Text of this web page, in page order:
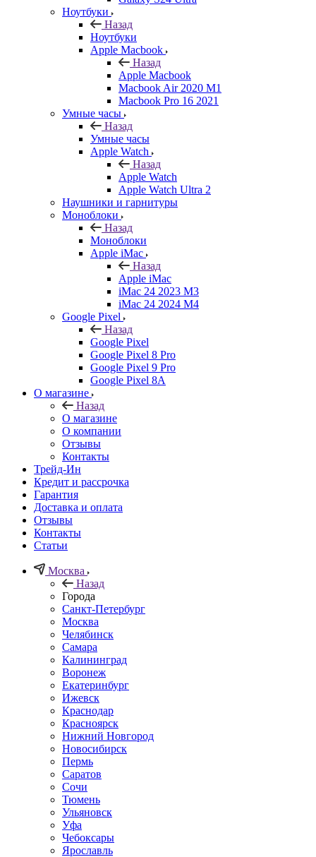
Ноутбуки
Назад
Ноутбуки
Apple Macbook
Назад
Apple Macbook
Macbook Air 2020 M1
Macbook Pro 16 2021
Умные часы
Назад
Умные часы
Apple Watch
Назад
Apple Watch
Apple Watch Ultra 2
Наушники и гарнитуры
Моноблоки
Назад
Моноблоки
Apple iMac
Назад
Apple iMac
iMac 24 2023 M3
iMac 24 2024 M4
Google Pixel
Назад
Google Pixel
Google Pixel 8 Pro
Google Pixel 9 Pro
Google Pixel 8A
О магазине
Назад
О магазине
О компании
Отзывы
Контакты
Трейд-Ин
Кредит и рассрочка
Гарантия
Доставка и оплата
Отзывы
Контакты
Статьи
Москва
Назад
Города
Санкт-Петербург
Москва
Челябинск
Самара
Калининград
Воронеж
Екатеринбург
Ижевск
Краснодар
Красноярск
Нижний Новгород
Новосибирск
Пермь
Саратов
Сочи
Тюмень
Ульяновск
Уфа
Чебоксары
Ярославль